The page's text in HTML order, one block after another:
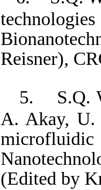
Reisner),
5. S.Q.
A. Akay, U.
(Edited by